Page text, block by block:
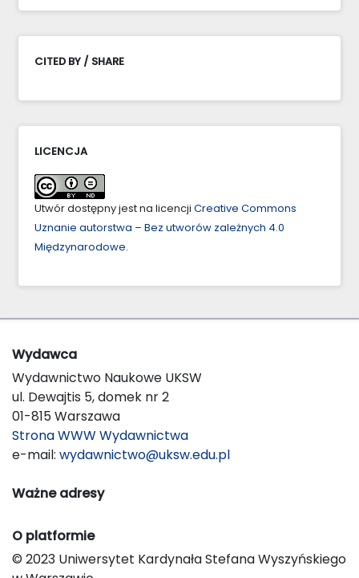
CITED BY / SHARE
LICENCJA
Utwór dostępny jest na licencji Creative Commons
Uznanie autorstwa – Bez utworów zależnych 4.0
Międzynarodowe.
Wydawca
Wydawnictwo Naukowe UKSW
ul. Dewajtis 5, domek nr 2
01-815 Warszawa
Strona WWW Wydawnictwa
e-mail: wydawnictwo@uksw.edu.pl
Ważne adresy
O platformie
© 2023 Uniwersytet Kardynała Stefana Wyszyńskiego